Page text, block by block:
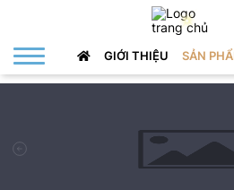
GIỚI THIỆU SẢN